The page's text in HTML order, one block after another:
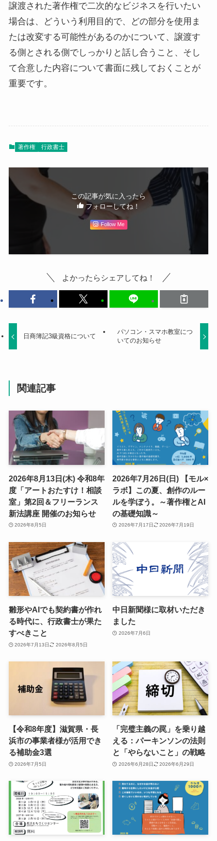
譲渡された著作権で二次的なビジネスを行いたい
場合は、どういう利用目的で、どの部分を使用ま
たは改変する可能性があるのかについて、譲渡す
る側とされる側でしっかりと話し合うこと、そし
て合意した内容について書面に残しておくことが
重要です。
著作権 行政書士
この記事が気に入ったら
フォローしてね！
Follow Me
よかったらシェアしてね！
日商簿記3級資格について
パソコン・スマホ教室につ
いてのお知らせ
関連記事
2026年8月13日(木) 令和8年
度「アートおたすけ！相談
室」第2回＆フリーランス
新法講座 開催のお知らせ
2026年8月5日
2026年7月26日(日) 【モル×
ラボ】この夏、創作のルー
ルを学ぼう。～著作権とAI
の基礎知識～
2026年7月17日 2026年7月19日
雛形やAIでも契約書が作れ
る時代に、行政書士が果た
すべきこと
2026年7月13日 2026年8月5日
中日新聞様に取材いただき
ました
2026年7月6日
【令和8年度】滋賀県・長
浜市の事業者様が活用でき
る補助金3選
2026年7月5日
「完璧主義の罠」を乗り越
える：パーキンソンの法則
と「やらないこと」の戦略
2026年6月28日 2026年6月29日